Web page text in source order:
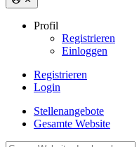
Profil
Registrieren
Einloggen
Registrieren
Login
Stellenangebote
Gesamte Website